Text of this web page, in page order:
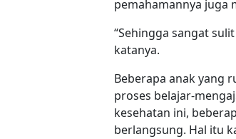
pemahamannya juga
“Sehingga sangat
katanya.
Beberapa anak yang
proses belajar-
kesehatan ini,
berlangsung. Hal itu